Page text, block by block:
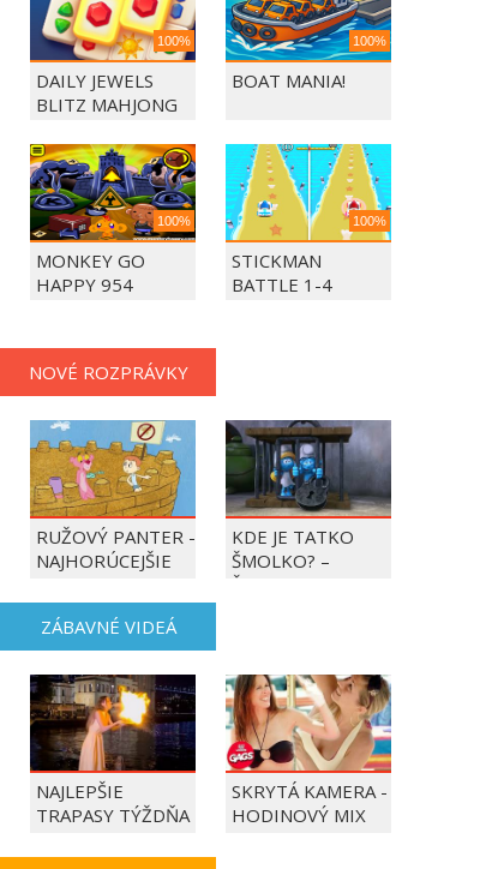
100%
DAILY JEWELS
BLITZ MAHJONG
100%
BOAT MANIA!
100%
MONKEY GO
HAPPY 954
100%
STICKMAN
BATTLE 1-4
NOVÉ ROZPRÁVKY
RUŽOVÝ PANTER -
NAJHORÚCEJŠIE
KDE JE TATKO
ŠMOLKO? –
ŠMOLKOVIA
ZÁBAVNÉ VIDEÁ
NAJLEPŠIE
TRAPASY TÝŽDŇA
SKRYTÁ KAMERA -
HODINOVÝ MIX